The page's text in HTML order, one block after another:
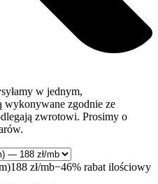
w jednym,
wykonywane zgodnie ze
zwrotowi. Prosimy o
188 zł/mb−46% rabat ilościowy